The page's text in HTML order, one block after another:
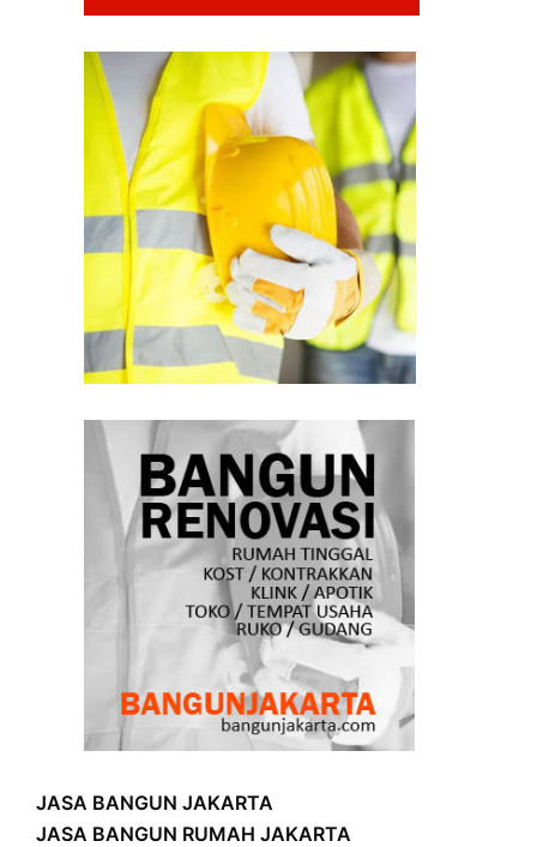
JASA BANGUN JAKARTA
JASA BANGUN RUMAH JAKARTA